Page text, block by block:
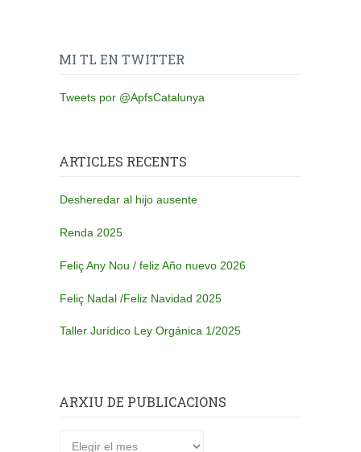
MI TL EN TWITTER
Tweets por @ApfsCatalunya
ARTICLES RECENTS
Desheredar al hijo ausente
Renda 2025
Feliç Any Nou / feliz Año nuevo 2026
Feliç Nadal /Feliz Navidad 2025
Taller Jurídico Ley Orgánica 1/2025
ARXIU DE PUBLICACIONS